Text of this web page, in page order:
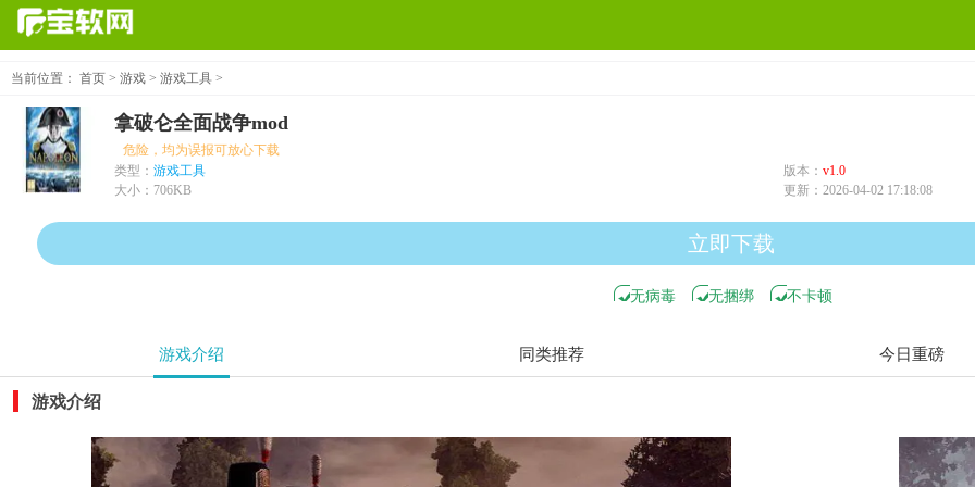
当前位置： 首页 > 游戏 > 游戏工具 >
拿破仑全面战争mod
马、危险，均为误报可放心下载
类型： 游戏工具 版本： v1.0
大小： 706KB 更新： 2026-04-02 17:18:08
立即下载
无病毒 无捆绑 不卡顿
游戏介绍 同类推荐 今日重磅
游戏介绍